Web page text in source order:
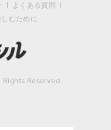
よくある質問
むために
Reserved.